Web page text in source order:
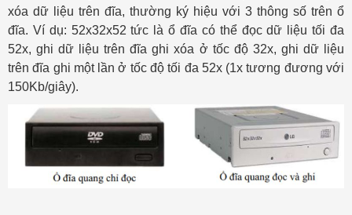
xóa dữ liệu trên đĩa, thường ký hiệu với 3 thông số trên ổ
đĩa. Ví dụ: 52x32x52 tức là ổ đĩa có thể đọc dữ liệu tối đa
52x, ghi dữ liệu trên đĩa ghi xóa ở tốc độ 32x, ghi dữ liệu
trên đĩa ghi một lần ở tốc độ tối đa 52x (1x tương đương với
150Kb/giây).